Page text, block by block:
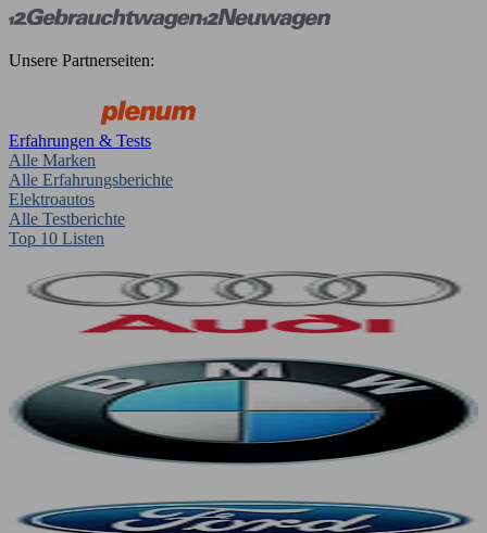
Unsere Partnerseiten:
Erfahrungen & Tests
Alle Marken
Alle Erfahrungsberichte
Elektroautos
Alle Testberichte
Top 10 Listen